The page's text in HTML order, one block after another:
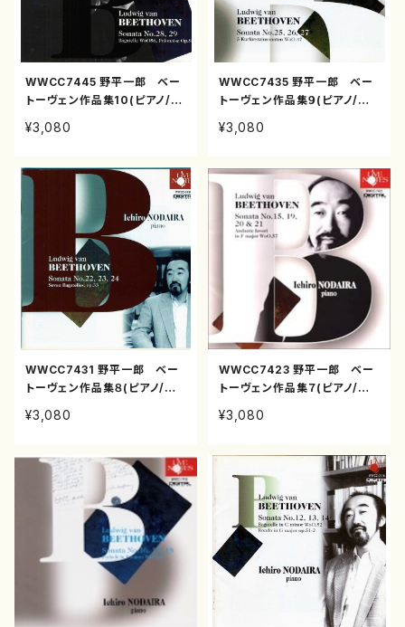
WWCC7445 野平一郎 ベー
トーヴェン作品集10(ピアノ/野
¥3,080
WWCC7435 野平一郎 ベー
トーヴェン作品集９(ピアノ/野
¥3,080
WWCC7431 野平一郎 ベー
トーヴェン作品集８(ピアノ/野
¥3,080
WWCC7423 野平一郎 ベー
トーヴェン作品集７(ピアノ/野
¥3,080